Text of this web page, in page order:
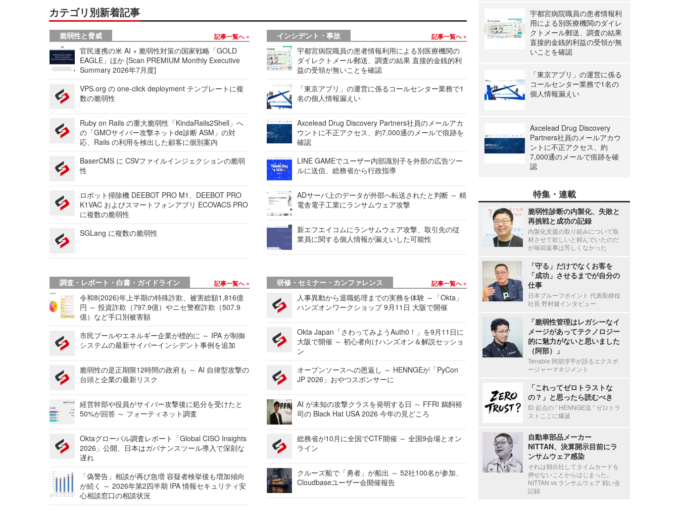
カテゴリ別新着記事
脆弱性と脅威 記事一覧へ
官民連携の米 AI × 脆弱性対策の国家戦略「GOLD
EAGLE」ほか [Scan PREMIUM Monthly Executive
Summary 2026年7月度]
VPS.org の one-click deployment テンプレートに複
数の脆弱性
Ruby on Rails の重大脆弱性「KindaRails2Shell」へ
の「GMOサイバー攻撃ネットde診断 ASM」の対
応、Rails の利用を検出した顧客に個別案内
BaserCMS に CSVファイルインジェクションの脆弱
性
ロボット掃除機 DEEBOT PRO M1、DEEBOT PRO
K1VAC およびスマートフォンアプリ ECOVACS PRO
に複数の脆弱性
SGLang に複数の脆弱性
インシデント・事故 記事一覧へ
宇都宮病院職員の患者情報利用による別医療機関の
ダイレクトメール郵送、調査の結果 直接的金銭的利
益の受領が無いことを確認
「東京アプリ」の運営に係るコールセンター業務で1
名の個人情報漏えい
Axcelead Drug Discovery Partners社員のメールアカ
ウントに不正アクセス、約7,000通のメールで痕跡を
確認
LINE GAMEでユーザー内部識別子を外部の広告ツー
ルに送信、総務省から行政指導
ADサーバ上のデータが外部へ転送されたと判断 ～ 精
電舎電子工業にランサムウェア攻撃
新エフエイコムにランサムウェア攻撃、取引先の従
業員に関する個人情報が漏えいした可能性
調査・レポート・白書・ガイドライン 記事一覧へ
令和8(2026)年上半期の特殊詐欺、被害総額1,816億
円 ～ 投資詐欺（797.9億）やニセ警察詐欺（507.9
億）など手口別被害額
市民プールやエネルギー企業が標的に ～ IPA が制御
システムの最新サイバーインシデント事例を追加
脆弱性の是正期限12時間の政府も ～ AI 自律型攻撃の
台頭と企業の最新リスク
経営幹部や役員がサイバー攻撃後に処分を受けたと
50%が回答 ～ フォーティネット調査
Oktaグローバル調査レポート「Global CISO Insights
2026」公開、日本はガバナンスツール導入で深刻な
遅れ
「偽警告」相談が再び急増 容疑者検挙後も増加傾向
が続く ～ 2026年第2四半期 IPA 情報セキュリティ安
心相談窓口の相談状況
研修・セミナー・カンファレンス 記事一覧へ
人事異動から退職処理までの実務を体験 ～「Okta」
ハンズオンワークショップ 9月11日 大阪で開催
Okta Japan「さわってみようAuth0！」を9月11日に
大阪で開催 ～ 初心者向けハンズオン＆解説セッショ
ン
オープンソースへの恩返し ～ HENNGEが「PyCon
JP 2026」おやつスポンサーに
AI が未知の攻撃クラスを発明する日 ～ FFRI 鵜飼裕
司の Black Hat USA 2026 今年の見どころ
総務省が10月に全国でCTF開催 ～ 全国9会場とオン
ライン
クルーズ船で「勇者」が船出 ～ 52社100名が参加、
Cloudbaseユーザー会開催報告
宇都宮病院職員の患者情報利
用による別医療機関のダイレ
クトメール郵送、調査の結果
直接的金銭的利益の受領が無
いことを確認
「東京アプリ」の運営に係る
コールセンター業務で1名の
個人情報漏えい
Axcelead Drug Discovery
Partners社員のメールアカウ
ントに不正アクセス、約
7,000通のメールで痕跡を確
認
特集・連載
脆弱性診断の内製化、失敗と
再挑戦と成功の記録
内製化支援の取り組みについて取
材させて欲しいと頼んでいたのだ
が毎回返事は芳しくなかった
「守る」だけでなくお客を
「成功」させるまでが自分の
仕事
日本プルーフポイント 代表取締役
社長 野村健インタビュー
「脆弱性管理はレガシーなイ
メージがあってテクノロジー
的に魅力がないと思いました
（阿部）」
Tenable 阿部淳平が語るエクスポ
ージャーマネジメント
「これってゼロトラストな
の？」と思ったら読むべき
ID 起点の “ HENNGE流 ” ゼロトラ
ストここに爆誕
自動車部品メーカー
NITTAN、決算開示目前にラ
ンサムウェア感染
それは朝出社してタイムカードを
押せないことからはじまった。
NITTAN vs ランサムウェア 戦い全
記録